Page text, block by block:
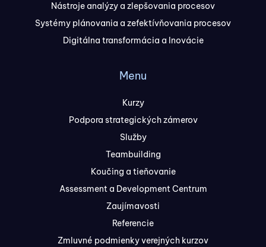
Nástroje analýzy a zlepšovania procesov
Systémy plánovania a zefektívňovania procesov
Digitálna transformácia a Inovácie
Menu
Kurzy
Podpora strategických zámerov
Služby
Teambuilding
Koučing a tieňovanie
Assessment a Development Centrum
Zaujímavosti
Referencie
Zmluvné podmienky verejných kurzov